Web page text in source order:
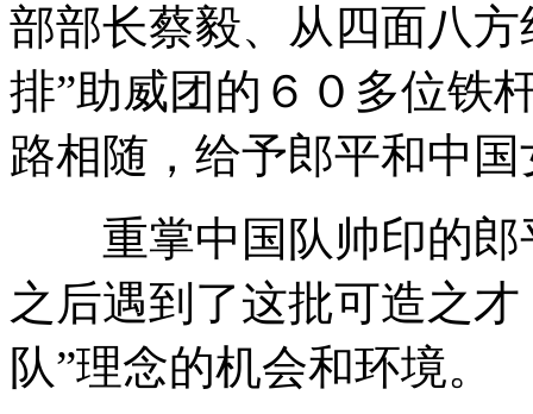
部部长蔡毅、从四面八
排”助威团的６０多位铁
路相随，给予郎平和中
重掌中国队帅印的郎
之后遇到了这批可造之
队”理念的机会和环境。